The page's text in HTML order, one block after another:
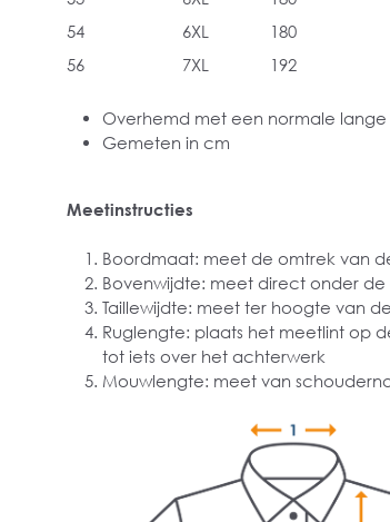
54
6XL 180
56
7XL 192
Overhemd met een normale
Gemeten in cm
Meetinstructies
Boordmaat: meet de omtrek van
Bovenwijdte: meet direct onder de
Taillewijdte: meet ter hoogte van
Ruglengte: plaats het meetlint op
tot iets over het achterwerk
Mouwlengte: meet van